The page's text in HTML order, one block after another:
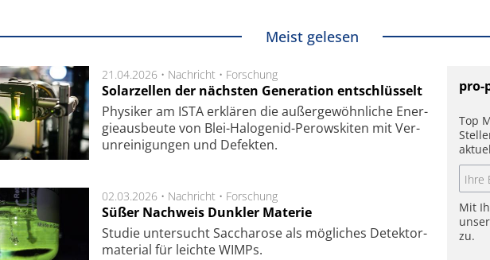
Meist gelesen
21.04.2026 • Nachricht • Forschung
Solarzellen der nächsten Generation entschlüsselt
Physiker am ISTA er­klä­ren die außer­ge­wöhn­li­che Ener­
gie­aus­beu­te von Blei-Halo­ge­nid-Perows­ki­ten mit Ver­
unrei­ni­gung­en und De­fek­ten.
02.03.2026 • Nachricht • Forschung
Süßer Nachweis Dunkler Materie
Studie unter­sucht Saccha­ro­se als mög­li­ches De­tek­tor­
ma­te­rial für leich­te WIMPs.
pro-
Top
Mit
zu.